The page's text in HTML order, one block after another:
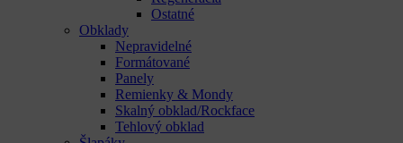
Ostatné
Obklady
Nepravidelné
Formátované
Panely
Remienky & Mondy
Skalný obklad/Rockface
Tehlový obklad